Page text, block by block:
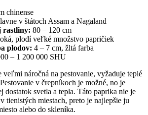
chinense
v štátoch Assam a Nagaland
rastliny: 80 – 120 cm
plodí veľké množstvo papričiek
plodov: 4 – 7 cm, žltá farba
– 1 200 000 SHU
náročná na pestovanie, vyžaduje teplé
v črepníkoch je možné, no je
dostatok svetla a tepla. Táto paprika nie je
tienistých miestach, preto je najlepšie ju
alebo do skleníka.